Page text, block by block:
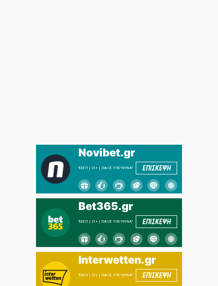
Novibet.gr
"ΕΕΕΠ | 21+ | ΠΑΙΞΕ ΥΠΕΥΘΥΝΑ" ΕΠΙΣΚΕΨΗ
Bet365.gr
"ΕΕΕΠ | 21+ | ΠΑΙΞΕ ΥΠΕΥΘΥΝΑ" ΕΠΙΣΚΕΨΗ
Interwetten.gr
"ΕΕΕΠ | 21+ | ΠΑΙΞΕ ΥΠΕΥΘΥΝΑ" ΕΠΙΣΚΕΨΗ